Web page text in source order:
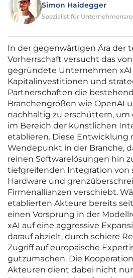
Simon Haidegger
Spezialist für
In der gegenwärtigen Ära der
Vorherrschaft versucht das
gegründete Unternehmen xAI
Kapitalinvestitionen und
Partnerschaften die
Branchengrößen wie OpenAI
nachhaltig zu erschüttern, um
im Bereich der künstlichen
etablieren. Diese Entwicklung
Wendepunkt in der Branche,
reinen Softwarelösungen hin
tiefgreifenden Integration von
Hardware und
Firmenallianzen verschiebt.
etablierten Akteure bereits
einen Vorsprung in der
xAI auf eine aggressive
darauf abzielt, durch schiere
Zugriff auf europäische
gutzumachen. Die
Akteuren dient dabei nicht